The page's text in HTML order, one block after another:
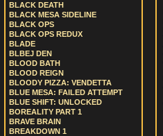
BLACK DEATH
BLACK MESA SIDELINE
BLACK OPS
BLACK OPS REDUX
BLADE
BLBEJ DEN
BLOOD BATH
BLOOD REIGN
BLOODY PIZZA: VENDETTA
BLUE MESA: FAILED ATTEMPT
BLUE SHIFT: UNLOCKED
BOREALITY PART 1
BRAVE BRAIN
BREAKDOWN 1